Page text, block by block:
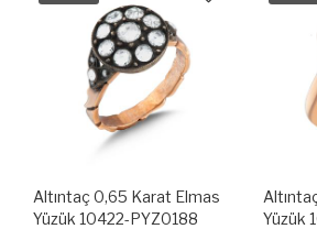
Altıntaç 0,65 Karat Elmas
Yüzük 10422-PYZ0188
Yüzük